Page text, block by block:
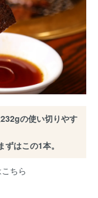
の使い切りやす
はこの1本。
ちら